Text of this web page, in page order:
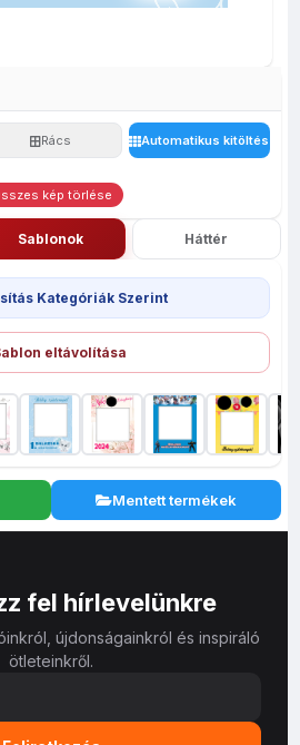
Rács Automatikus kitöltés
kép törlése
Sablonok Háttér
Kategóriák Szerint
eltávolítása
Mentett termékek
fel hírlevelünkre
újdonságainkról és inspiráló
ötleteinkről.